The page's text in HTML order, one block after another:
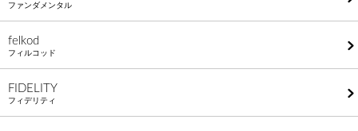
ファンダメンタル
felkod
フィルコッド
FIDELITY
フィデリティ